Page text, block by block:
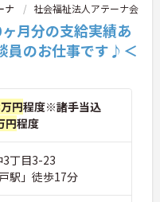
ナ 社会福祉法人アテーナ会
月分の支給実績あ
員のお仕事です♪＜
円程度※諸手当込
円程度
3丁目3-23
駅」徒歩17分